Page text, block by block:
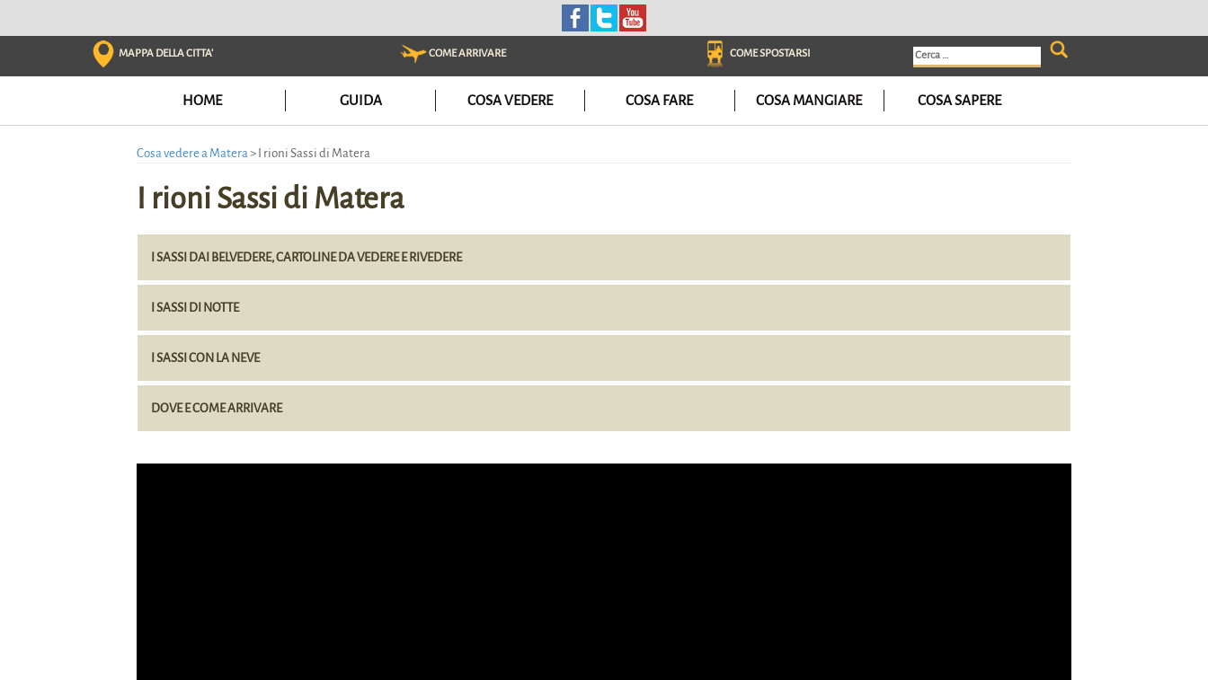
MAPPA DELLA CITTA' COME ARRIVARE COME SPOSTARSI
Ricerca
per:
HOME GUIDA COSA VEDERE COSA FARE COSA MANGIARE COSA SAPERE
Cosa vedere a Matera> I rioni Sassi di Matera
I rioni Sassi di Matera
I SASSI DAI BELVEDERE, CARTOLINE DA VEDERE E RIVEDERE
I SASSI DI NOTTE
I SASSI CON LA NEVE
DOVE E COME ARRIVARE